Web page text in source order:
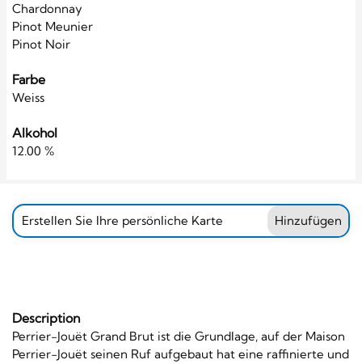
Chardonnay
Pinot Meunier
Pinot Noir
Farbe
Weiss
Alkohol
12.00 %
Erstellen Sie Ihre persönliche Karte Hinzufügen
Description
Perrier-Jouët Grand Brut ist die Grundlage, auf der Maison
Perrier-Jouët seinen Ruf aufgebaut hat eine raffinierte und